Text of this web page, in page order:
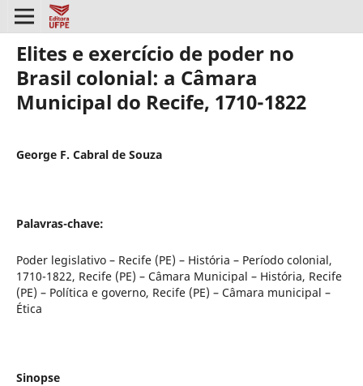
Elites e exercício de poder no
Brasil colonial: a Câmara
Municipal do Recife, 1710-1822
George F. Cabral de Souza
Palavras-chave:
Poder legislativo – Recife (PE) – História – Período colonial,
1710-1822, Recife (PE) – Câmara Municipal – História, Recife
(PE) – Política e governo, Recife (PE) – Câmara municipal –
Ética
Sinopse